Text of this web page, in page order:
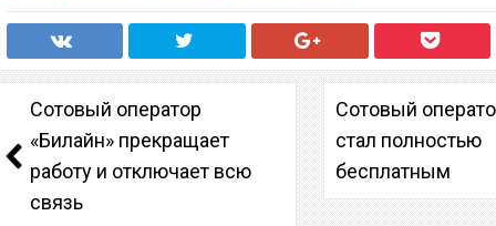
Сотовый оператор
«Билайн» прекращает
работу и отключает всю
связь
Сотовый
стал полностью
бесплатным